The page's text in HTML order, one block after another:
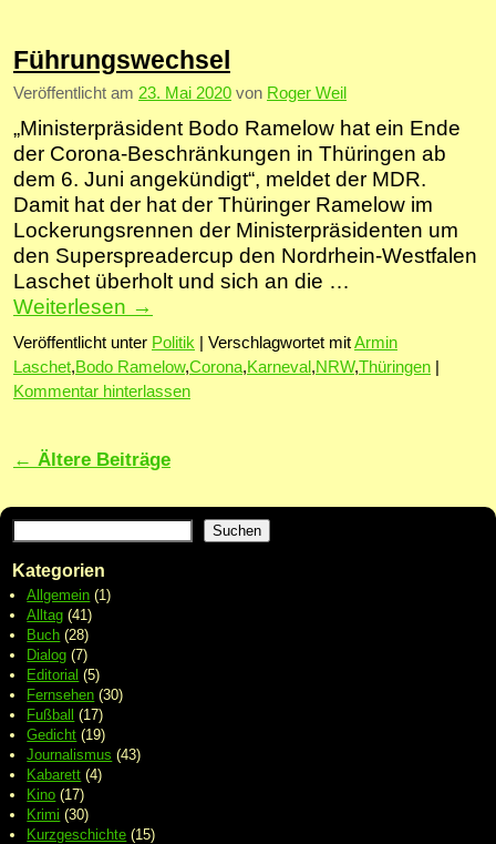
Führungswechsel
Veröffentlicht am 23. Mai 2020 von Roger Weil
„Ministerpräsident Bodo Ramelow hat ein Ende
der Corona-Beschränkungen in Thüringen ab
dem 6. Juni angekündigt“, meldet der MDR.
Damit hat der hat der Thüringer Ramelow im
Lockerungsrennen der Ministerpräsidenten um
den Superspreadercup den Nordrhein-Westfalen
Laschet überholt und sich an die …
Weiterlesen →
Veröffentlicht unter Politik | Verschlagwortet mitArmin
Laschet,Bodo Ramelow,Corona,Karneval,NRW,Thüringen |
Kommentar hinterlassen
Artikelnavigation
← Ältere Beiträge
Suchen
Kategorien
Allgemein (1)
Alltag (41)
Buch (28)
Dialog (7)
Editorial (5)
Fernsehen (30)
Fußball (17)
Gedicht (19)
Journalismus (43)
Kabarett (4)
Kino (17)
Krimi (30)
Kurzgeschichte (15)